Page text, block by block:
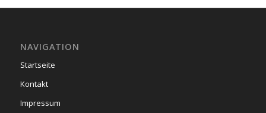
NAVIGATION
Startseite
Kontakt
Impressum